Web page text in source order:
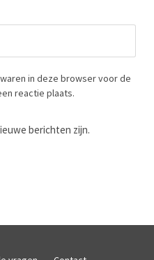
in deze browser voor de
reactie plaats.
berichten zijn.